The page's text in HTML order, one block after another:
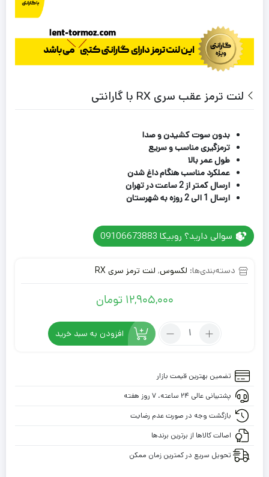
لنت ترمز عقب سری RX با گارانتی
بدون سوت کشیدن و صدا
ترمزگیری مناسب و سریع
طول عمر بالا
عملکرد مناسب هنگام داغ شدن
ارسال کمتر از 2 ساعت در تهران
ارسال 1 الی 2 روزه به شهرستان
سوالی دارید؟ روبیکا 09106673883
دسته‌بندی‌ها: لکسوس, لنت ترمز سری RX
12,905,000 تومان
تعداد:
عقب
RX
با
گارانتی
افزودن به سبد خرید
تضمین بهترین قیمت بازار
پشتیبانی عالی ۲۴ ساعته، ۷ روز هفته
بازگشت وجه در صورت عدم رضایت
اصالت کالاها از برترین برندها
تحویل سریع در کمترین زمان ممکن